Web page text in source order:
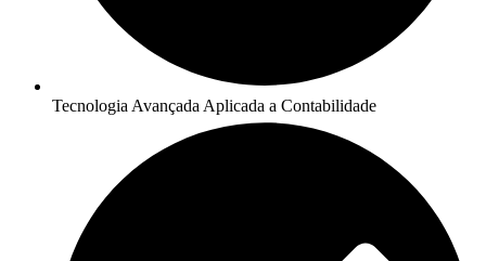
Tecnologia Avançada Aplicada a Contabilidade